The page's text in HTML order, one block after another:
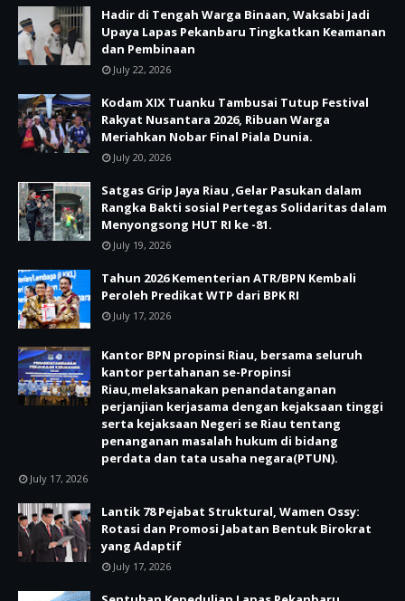
Hadir di Tengah Warga Binaan, Waksabi Jadi
Upaya Lapas Pekanbaru Tingkatkan Keamanan
dan Pembinaan
July 22, 2026
Kodam XIX Tuanku Tambusai Tutup Festival
Rakyat Nusantara 2026, Ribuan Warga
Meriahkan Nobar Final Piala Dunia.
July 20, 2026
Satgas Grip Jaya Riau ,Gelar Pasukan dalam
Rangka Bakti sosial Pertegas Solidaritas dalam
Menyongsong HUT RI ke -81.
July 19, 2026
Tahun 2026 Kementerian ATR/BPN Kembali
Peroleh Predikat WTP dari BPK RI
July 17, 2026
Kantor BPN propinsi Riau, bersama seluruh
kantor pertahanan se-Propinsi
Riau,melaksanakan penandatanganan
perjanjian kerjasama dengan kejaksaan tinggi
serta kejaksaan Negeri se Riau tentang
penanganan masalah hukum di bidang
perdata dan tata usaha negara(PTUN).
July 17, 2026
Lantik 78 Pejabat Struktural, Wamen Ossy:
Rotasi dan Promosi Jabatan Bentuk Birokrat
yang Adaptif
July 17, 2026